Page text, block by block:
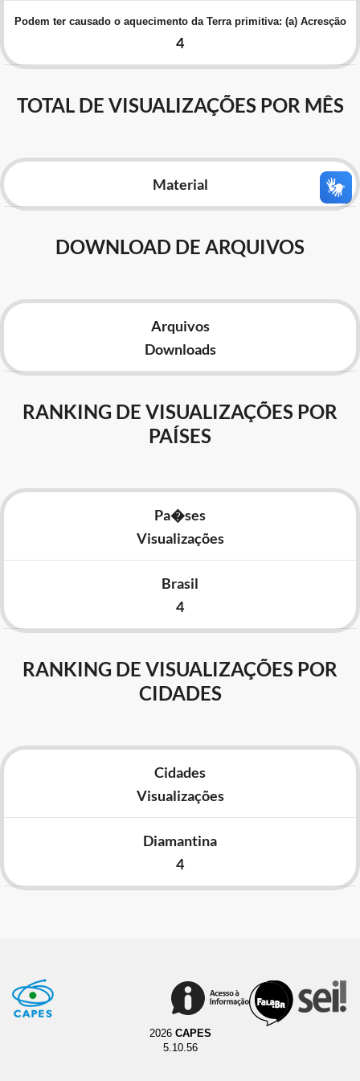
Advocacia-Geral da União
Banco Central do Brasil
Podem ter causado o aquecimento da Terra primitiva: (a) Acresção
4
TOTAL DE VISUALIZAÇÕES POR MÊS
Material
DOWNLOAD DE ARQUIVOS
Arquivos
Downloads
RANKING DE VISUALIZAÇÕES POR
PAÍSES
Pa�ses
Visualizações
Brasil
4
RANKING DE VISUALIZAÇÕES POR
CIDADES
Cidades
Visualizações
Diamantina
4
2026 CAPES
5.10.56